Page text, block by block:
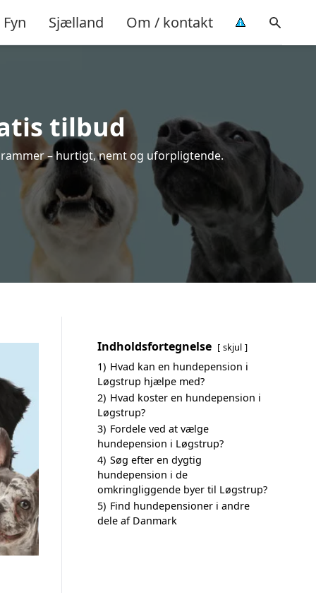
Fyn Sjælland Om / kontakt
tilbud
– hurtigt, nemt og uforpligtende.
Indholdsfortegnelse skjul
1) Hvad kan en hundepension i
Løgstrup hjælpe med?
2) Hvad koster en hundepension i
Løgstrup?
3) Fordele ved at vælge
hundepension i Løgstrup?
4) Søg efter en dygtig
hundepension i de
omkringliggende byer til Løgstrup?
5) Find hundepensioner i andre
dele af Danmark